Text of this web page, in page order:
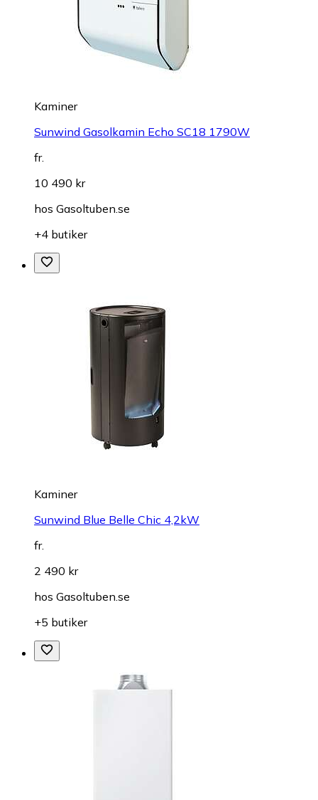
Kaminer
Sunwind Gasolkamin Echo SC18 1790W
fr.
10 490 kr
hos Gasoltuben.se
+4 butiker
Kaminer
Sunwind Blue Belle Chic 4,2kW
fr.
2 490 kr
hos Gasoltuben.se
+5 butiker